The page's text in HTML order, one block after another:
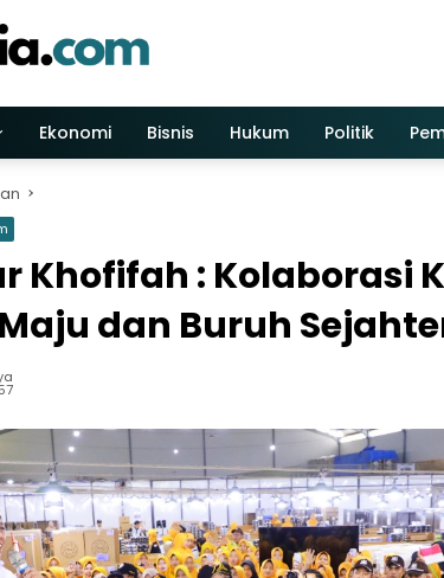
Ekonomi Bisnis Hukum Politik
Khofifah : Kolaborasi
dan Buruh